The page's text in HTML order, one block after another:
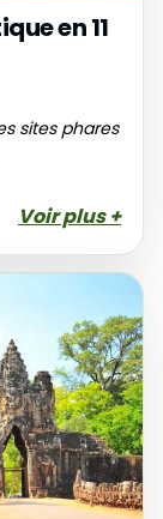
en 11
sites phares
Voir plus +